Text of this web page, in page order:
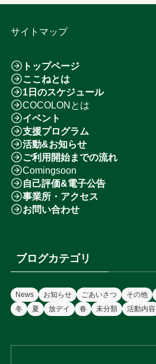
サイトマップ
トップページ
ここねとは
1日のスケジュール
COCOLONとは
イベント
支援プログラム
活動&お知らせ
ご利用開始までの流れ
Comingsoon
自己評価&電子公告
事業所・アクセス
お問い合わせ
ブログカテゴリ
News お知らせ ごあいさつ その他
冬
夏 放デイ 春 未分類 活動内容